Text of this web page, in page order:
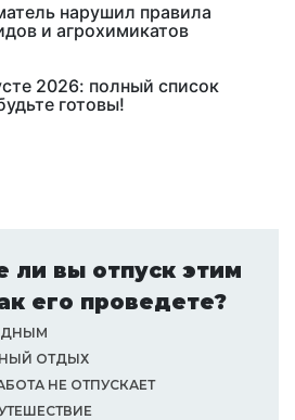
нарушил правила
и агрохимикатов
2026: полный список
готовы!
ли вы отпуск этим
его проведете?
ОТДЫХ
НЕ ОТПУСКАЕТ